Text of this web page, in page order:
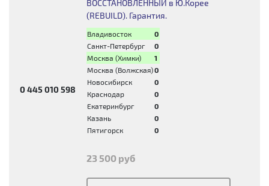
0 445 010 598
ВОССТАНОВЛЕННЫЙ в Ю.Корее
(REBUILD). Гарантия.
Владивосток
0
Санкт-Петербург
0
Москва (Химки)
1
Москва (Волжская)0
Новосибирск
0
Краснодар
0
Екатеринбург
0
Казань
0
Пятигорск
0
23 500 руб